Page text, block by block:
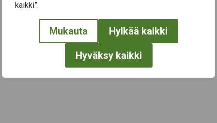
kaikki”.
Mukauta Hylkää kaikki
Hyväksy kaikki